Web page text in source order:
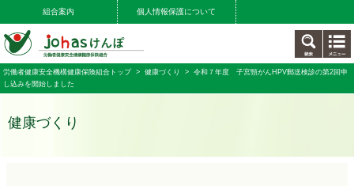
組合案内 個人情報保護について
労働者健康安全機構健康保険組合トップ> 健康づくり
> 令和７年度 子宮頸がんHPV郵送検診の第2回申
し込みを開始しました
健康づくり